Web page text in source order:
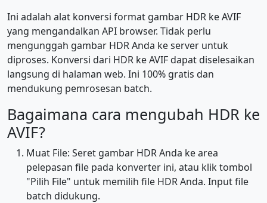
Ini adalah alat konversi format gambar HDR ke AVIF
yang mengandalkan API browser. Tidak perlu
mengunggah gambar HDR Anda ke server untuk
diproses. Konversi dari HDR ke AVIF dapat diselesaikan
langsung di halaman web. Ini 100% gratis dan
mendukung pemrosesan batch.
Bagaimana cara mengubah HDR ke
AVIF?
Muat File: Seret gambar HDR Anda ke area
pelepasan file pada konverter ini, atau klik tombol
"Pilih File" untuk memilih file HDR Anda. Input file
batch didukung.